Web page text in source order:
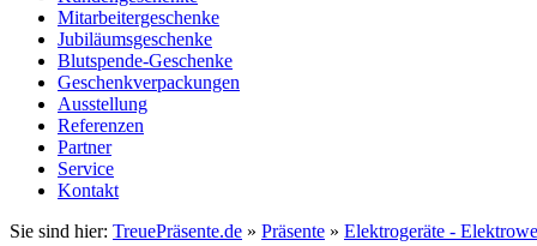
Mitarbeitergeschenke
Jubiläumsgeschenke
Blutspende-Geschenke
Geschenkverpackungen
Ausstellung
Referenzen
Partner
Service
Kontakt
Sie sind hier: TreuePräsente.de » Präsente » Elektrogeräte -